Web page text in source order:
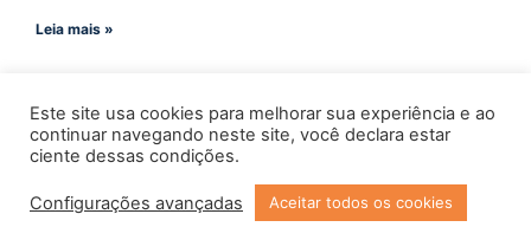
Leia mais »
Copyright © 2023 Todos os Direitos Reservados
Este site usa cookies para melhorar sua experiência e ao
continuar navegando neste site, você declara estar
ciente dessas condições.
Configurações avançadas Aceitar todos os cookies